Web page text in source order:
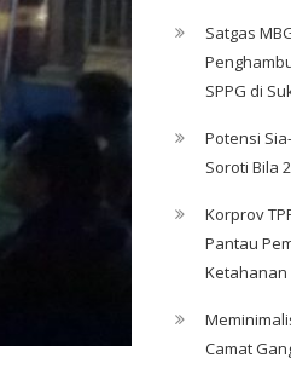
Satgas
SPPG di
Potensi
Soroti Bila
Korprov
Pantau
Ketahanan
Camat